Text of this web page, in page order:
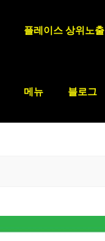
플레이스 상위노출
메뉴 블로그